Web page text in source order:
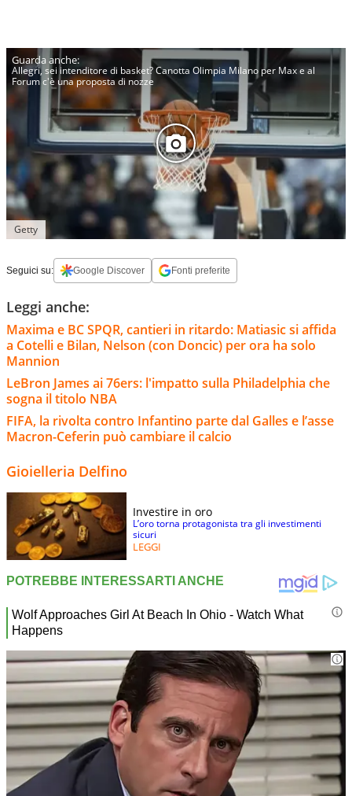
Allegri, sei intenditore di basket? Canotta Olimpia Milano per Max e al
Forum c'è una proposta di nozze
Getty
Seguici su: Google Discover Fonti preferite
Leggi anche:
Maxima e BC SPQR, cantieri in ritardo: Matiasic si affida
a Cotelli e Bilan, Nelson (con Doncic) per ora ha solo
Mannion
LeBron James ai 76ers: l'impatto sulla Philadelphia che
sogna il titolo NBA
FIFA, la rivolta contro Infantino parte dal Galles e l’asse
Macron-Ceferin può cambiare il calcio
Gioielleria Delfino
Investire in oro
L’oro torna protagonista tra gli investimenti
sicuri
LEGGI